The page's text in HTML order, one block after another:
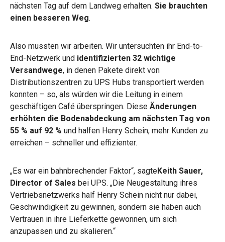
nächsten Tag auf dem Landweg erhalten. Sie brauchten
einen besseren Weg.
Also mussten wir arbeiten. Wir untersuchten ihr End-to-
End-Netzwerk und identifizierten 32 wichtige
Versandwege, in denen Pakete direkt von
Distributionszentren zu UPS Hubs transportiert werden
konnten – so, als würden wir die Leitung in einem
geschäftigen Café überspringen. Diese Änderungen
erhöhten die Bodenabdeckung am nächsten Tag von
55 % auf 92 % und halfen Henry Schein, mehr Kunden zu
erreichen – schneller und effizienter.
„Es war ein bahnbrechender Faktor“, sagteKeith Sauer,
Director of Sales bei UPS. „Die Neugestaltung ihres
Vertriebsnetzwerks half Henry Schein nicht nur dabei,
Geschwindigkeit zu gewinnen, sondern sie haben auch
Vertrauen in ihre Lieferkette gewonnen, um sich
anzupassen und zu skalieren.“